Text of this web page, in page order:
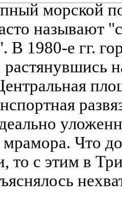
морской
называют
В 1980-е гг.
Что
то с этим в